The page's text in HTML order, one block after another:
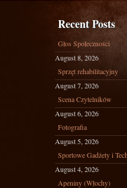
Recent Posts
Głos Społeczności
August 8, 2026
Sprzęt rehabilitacyjny
August 7, 2026
Scena Czytelników
August 6, 2026
Fotografia
August 5, 2026
Sportowe Gadżety i
August 4, 2026
Apeniny (Włochy)